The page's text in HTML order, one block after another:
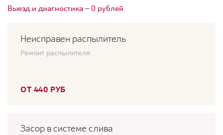
Выезд и диагностика — 0 рублей
Неисправен распылитель
Ремонт распылителя
ОТ 440 РУБ
Засор в системе слива